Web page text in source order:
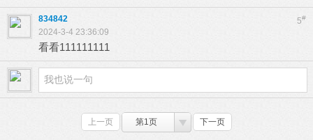
5#
834842
2024-3-4 23:36:09
看看111111111
上一页 第1页 下一页